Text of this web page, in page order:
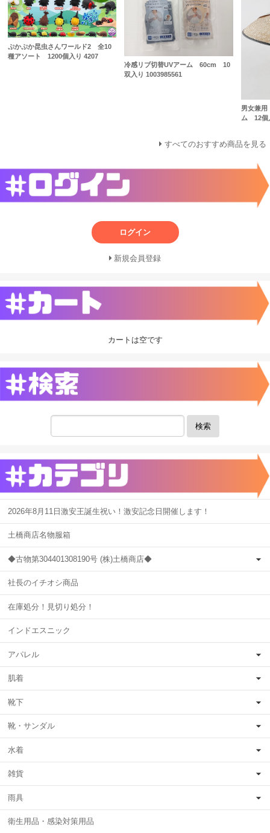
ぷかぷか昆虫さんワールド2 全10
種アソート 1200個入り 4207
冷感リブ切替UVアーム 60cm 10
双入り 1003985561
男女兼
ム 12個
すべてのおすすめ商品を見る
ログイン
新規会員登録
カートは空です
検索
2026年8月11日激安王誕生祝い！激安記念日開催します！
土橋商店名物服箱
◆古物第304401308190号 (株)土橋商店◆
社長のイチオシ商品
在庫処分！見切り処分！
インドエスニック
アパレル
肌着
靴下
靴・サンダル
水着
雑貨
雨具
衛生用品・感染対策用品